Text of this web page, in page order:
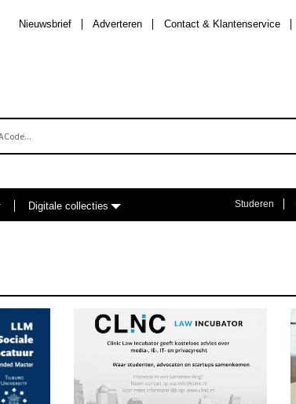
Contact & Klantenservice
Adverteren
Nieuwsbrief
Digitale collecties Studeren